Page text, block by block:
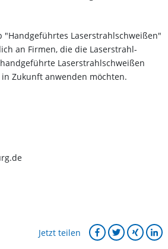
"Handgeführtes Laserstrahlschweißen"
an Firmen, die die Laserstrahl-
Laserstrahlschweißen
Zukunft anwenden möchten.
Jetzt teilen